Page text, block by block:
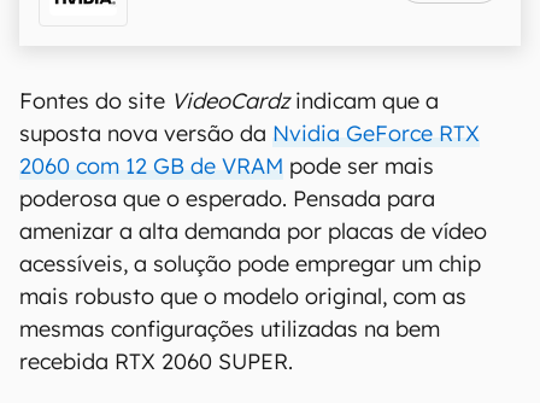
Fontes do site VideoCardzindicam que a
suposta nova versão da Nvidia GeForce RTX
2060 com 12 GB de VRAM pode ser mais
poderosa que o esperado. Pensada para
amenizar a alta demanda por placas de vídeo
acessíveis, a solução pode empregar um chip
mais robusto que o modelo original, com as
mesmas configurações utilizadas na bem
recebida RTX 2060 SUPER.